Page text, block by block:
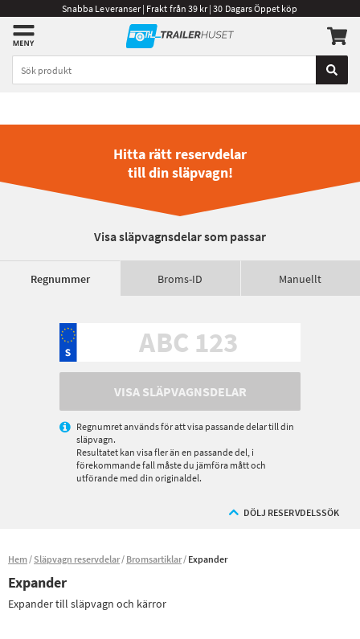
Snabba Leveranser | Frakt från 39 kr | 30 Dagars Öppet köp
Hitta rätt reservdelar
till din släpvagn!
Visa släpvagnsdelar som passar
Regnummer Broms-ID Manuellt
VISA SLÄPVAGNSDELAR
Regnumret används för att visa passande delar till din
släpvagn.
Resultatet kan visa fler än en passande del, i
förekommande fall måste du jämföra mått och
utförande med din originaldel.
DÖLJ RESERVDELSSÖK
Hem Släpvagn reservdelar Bromsartiklar Expander
Expander
Expander till släpvagn och kärror